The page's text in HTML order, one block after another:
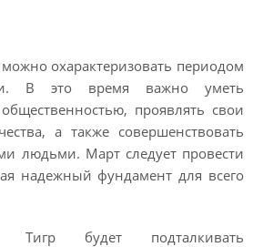
охарактеризовать периодом
В это время важно уметь
проявлять свои
а также совершенствовать
людьми. Март следует провести
надежный фундамент для всего
будет подталкивать